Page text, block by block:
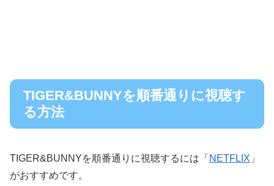
TIGER&BUNNYを順番通りに視聴す
る方法
TIGER&BUNNYを順番通りに視聴するには「 NETFLIX 」
がおすすめです。